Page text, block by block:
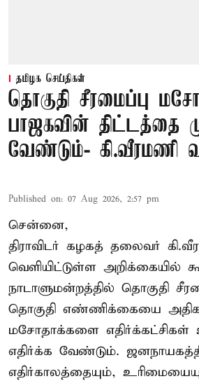
தமிழக செய்திகள்
தொகுதி சீரமைப்பு
பாஜகவின் திட்டத்தை
வேண்டும்- கி.வீரமணி
Published on: 07 Aug 2026, 2:57 pm
சென்னை,
திராவிடர் கழகத் தலைவர்
வெளியிட்டுள்ள அறிக்கையில்
நாடாளுமன்றத்தில் தொகுதி
தொகுதி எண்ணிக்கையை
மசோதாக்களை எதிர்க்கட்சிகள்
எதிர்க்க வேண்டும்.
எதிர்காலத்தையும்,